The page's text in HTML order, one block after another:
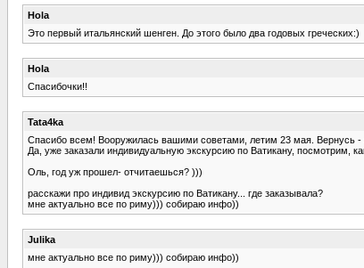
Hola
Это первый итальянский шенген. До этого было два годовых греческих:)
Hola
Спасибочки!!
Tata4ka
Спасибо всем! Вооружилась вашими советами, летим 23 мая. Вернусь -
Да, уже заказали индивидуальную экскурсию по Ватикану, посмотрим,
Оль, год уж прошел- отчитаешься? )))
расскажи про индивид экскурсию по Ватикану... где заказывала?
мне актуально все по риму))) собираю инфо))
Julika
мне актуально все по риму))) собираю инфо))